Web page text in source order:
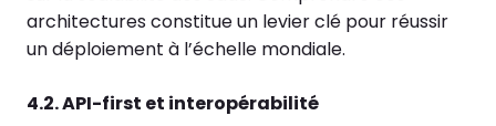
architectures constitue un levier clé pour réussir
un déploiement à l’échelle mondiale.
4.2. API-first et interopérabilité